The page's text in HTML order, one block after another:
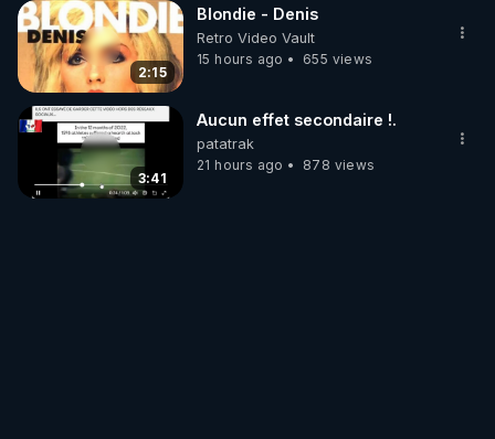
2:15
Blondie - Denis
Retro Video Vault
15 hours ago
655 views
3:41
Aucun effet secondaire !.
patatrak
21 hours ago
878 views